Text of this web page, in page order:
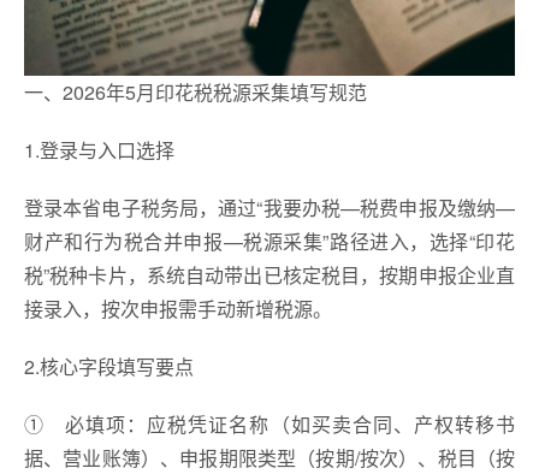
一、2026年5月印花税税源采集填写规范
1.登录与入口选择
登录本省电子税务局，通过“我要办税—税费申报及缴纳—
财产和行为税合并申报—税源采集”路径进入，选择“印花
税”税种卡片，系统自动带出已核定税目，按期申报企业直
接录入，按次申报需手动新增税源。
2.核心字段填写要点
① 必填项：应税凭证名称（如买卖合同、产权转移书
据、营业账簿）、申报期限类型（按期/按次）、税目（按